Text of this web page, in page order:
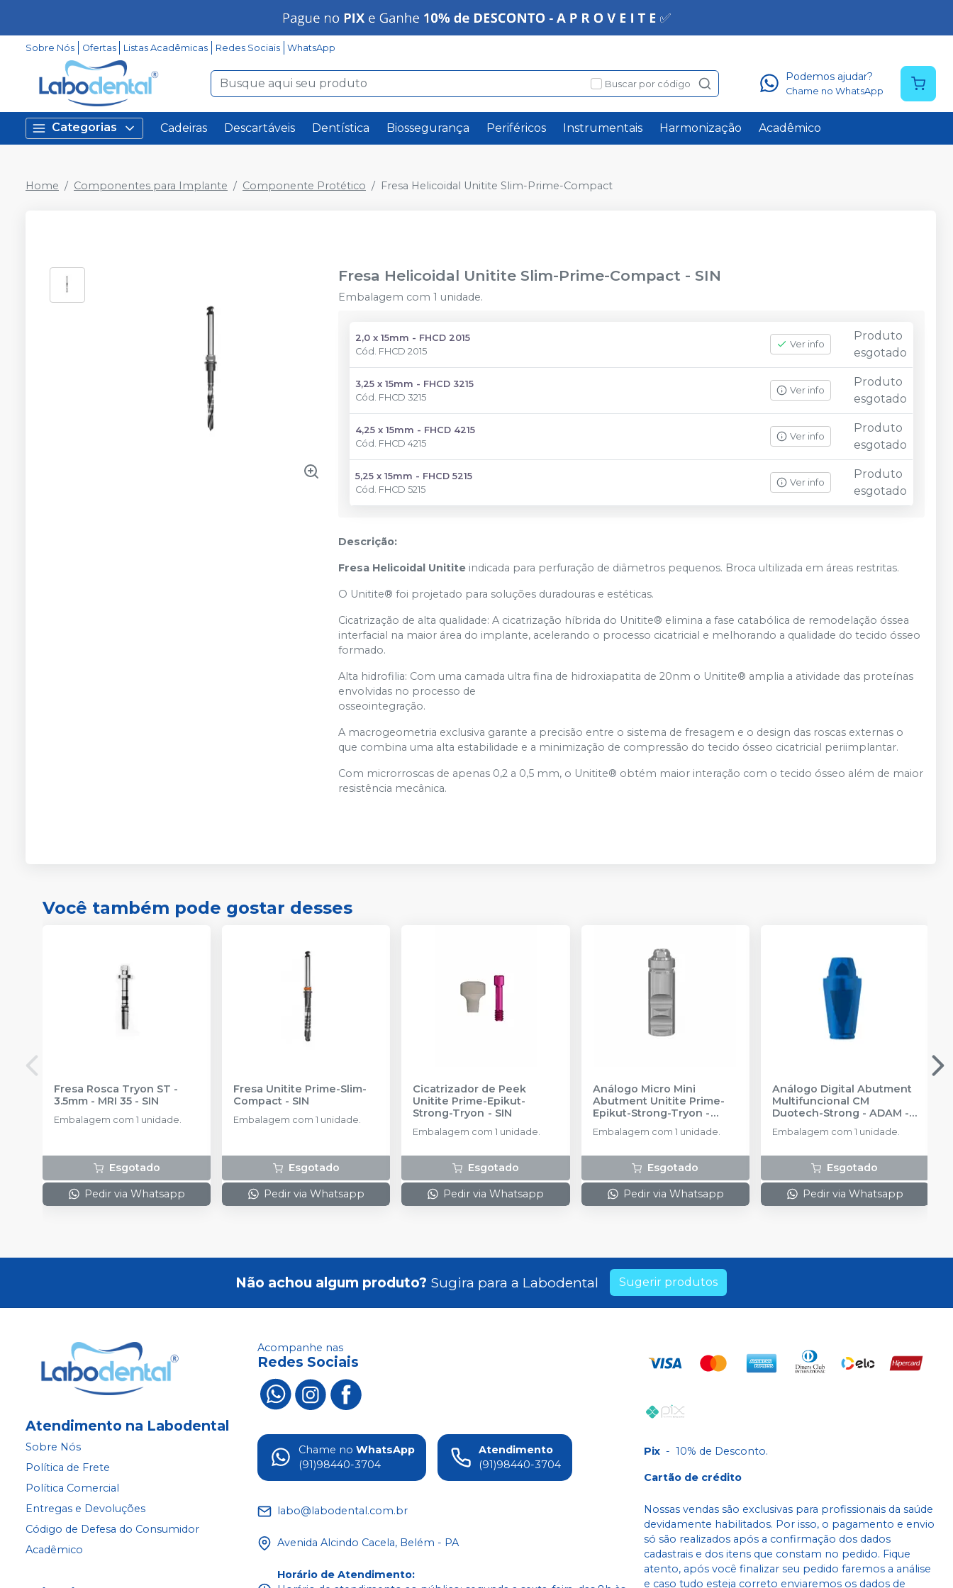
Sobre Nós Ofertas Listas Acadêmicas Redes Sociais WhatsApp
Buscar por código
Podemos ajudar?
Chame no WhatsApp
Categorias Cadeiras Descartáveis Dentística Biossegurança Periféricos Instrumentais Harmonização Acadêmico
Home Componentes para Implante Componente Protético Fresa Helicoidal Unitite Slim-Prime-Compact
Fresa Helicoidal Unitite Slim-Prime-Compact - SIN
Embalagem com 1 unidade.
2,0 x 15mm - FHCD 2015
Cód. FHCD 2015
Ver info
Produto
esgotado
3,25 x 15mm - FHCD 3215
Cód. FHCD 3215
Ver info
Produto
esgotado
4,25 x 15mm - FHCD 4215
Cód. FHCD 4215
Ver info
Produto
esgotado
5,25 x 15mm - FHCD 5215
Cód. FHCD 5215
Ver info
Produto
esgotado
Descrição:
Fresa Helicoidal Unitite indicada para perfuração de diâmetros pequenos. Broca ultilizada em áreas restritas.
O Unitite® foi projetado para soluções duradouras e estéticas.
Cicatrização de alta qualidade: A cicatrização híbrida do Unitite® elimina a fase catabólica de remodelação óssea
interfacial na maior área do implante, acelerando o processo cicatricial e melhorando a qualidade do tecido ósseo
formado.
Alta hidrofilia: Com uma camada ultra fina de hidroxiapatita de 20nm o Unitite® amplia a atividade das proteínas
envolvidas no processo de
osseointegração.
A macrogeometria exclusiva garante a precisão entre o sistema de fresagem e o design das roscas externas o
que combina uma alta estabilidade e a minimização de compressão do tecido ósseo cicatricial periimplantar.
Com microrroscas de apenas 0,2 a 0,5 mm, o Unitite® obtém maior interação com o tecido ósseo além de maior
resistência mecânica.
Você também pode gostar desses
Fresa Rosca Tryon ST -
3.5mm - MRI 35 - SIN
Embalagem com 1 unidade.
Esgotado
Pedir via Whatsapp
Fresa Unitite Prime-Slim-
Compact - SIN
Embalagem com 1 unidade.
Esgotado
Pedir via Whatsapp
Cicatrizador de Peek
Unitite Prime-Epikut-
Strong-Tryon - SIN
Embalagem com 1 unidade.
Esgotado
Pedir via Whatsapp
Análogo Micro Mini
Abutment Unitite Prime-
Epikut-Strong-Tryon -
Embalagem com 1 unidade.
Esgotado
Pedir via Whatsapp
Análogo Digital Abutment
Multifuncional CM
Duotech-Strong - ADAM -
Embalagem com 1 unidade.
Esgotado
Pedir via Whatsapp
Não achou algum produto? Sugira para a Labodental Sugerir produtos
Atendimento na Labodental
Sobre Nós
Política de Frete
Política Comercial
Entregas e Devoluções
Código de Defesa do Consumidor
Acadêmico
Acompanhe nas
Redes Sociais
Chame no WhatsApp
(91)98440-3704
Atendimento
(91)98440-3704
labo@labodental.com.br
Avenida Alcindo Cacela, Belém - PA
Horário de Atendimento:
Pix - 10% de Desconto.
Cartão de crédito
Nossas vendas são exclusivas para profissionais da saúde
devidamente habilitados. Por isso, o pagamento e envio
só são realizados após a confirmação dos dados
cadastrais e dos itens que constam no pedido. Fique
atento, após você finalizar seu pedido faremos a análise
e caso tudo esteja correto enviaremos os dados de